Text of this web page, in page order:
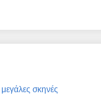
μεγάλες σκηνές